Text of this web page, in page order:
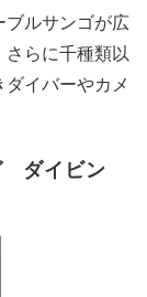
ブルサンゴが広
らに千種類以
ダイバーやカメ
ダイビン